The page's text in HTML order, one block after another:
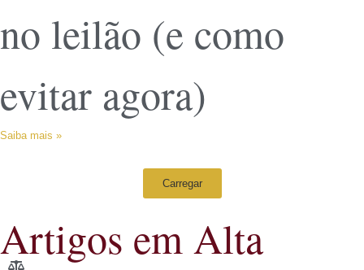
no leilão (e como
evitar agora)
Saiba mais »
Carregar
Artigos em Alta